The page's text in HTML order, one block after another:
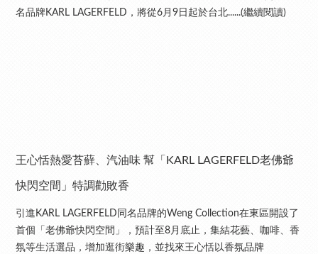
名品牌KARL LAGERFELD，將從6月9日起於台北......(繼續閱讀)
王心恬熱愛苔蘚、汽油味 幫「KARL LAGERFELD老佛爺
快閃空間」特調勸敗香
引進KARL LAGERFELD同名品牌的Weng Collection在東區開設了
首個「老佛爺快閃空間」，預計至8月底止，集結花藝、咖啡、香
氛等生活選品，增加逛街樂趣，並找來王心恬以香氛品牌